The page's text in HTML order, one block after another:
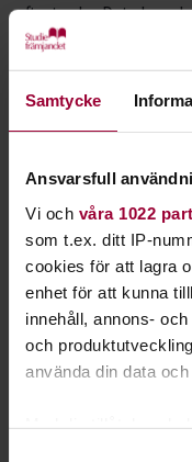
Samtycke
Ansvarsfull
Vi och våra 1022
som t.ex. ditt IP-
cookies för att lagra
enhet för att kunna
innehåll, annons-
och
använda din data
eftertanke. Det ska
genomföras vid ett
fysiskt närvarande.
Planering av
genomförandet av
bara för att kunna
kolla om det finns
försäkringar som
I marknadsföring av
skall framgå följande